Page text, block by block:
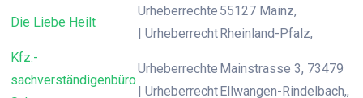
Die Liebe Heilt
Urheberrechte
| Urheberrecht
55127 Mainz,
Rheinland-Pfalz,
Kfz.-
sachverständigenbüro
Urheberrechte
| Urheberrecht
Mainstrasse 3, 73479
Ellwangen-Rindelbach,,